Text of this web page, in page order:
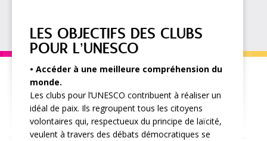
LES OBJECTIFS DES CLUBS
POUR L’UNESCO
• Accéder à une meilleure compréhension du
monde.
Les clubs pour l’UNESCO contribuent à réaliser un
idéal de paix. Ils regroupent tous les citoyens
volontaires qui, respectueux du principe de laïcité,
veulent à travers des débats démocratiques se